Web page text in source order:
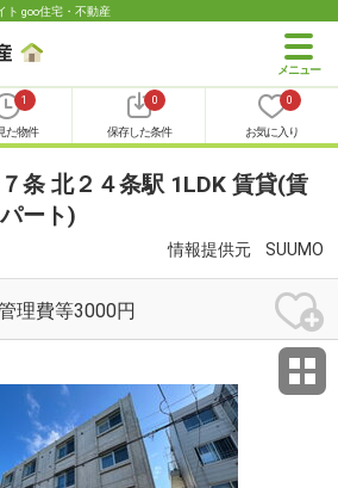
ト goo住宅・不動産
1
た物件
0
保存した条件
0
お気に入り
条 北２４条駅 1LDK 賃貸(賃
ート)
情報提供元 SUUMO
理費等3000円